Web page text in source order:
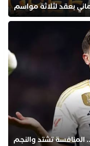
بعقد لثلاثة مواسم
المنافسة تشتد والنجم